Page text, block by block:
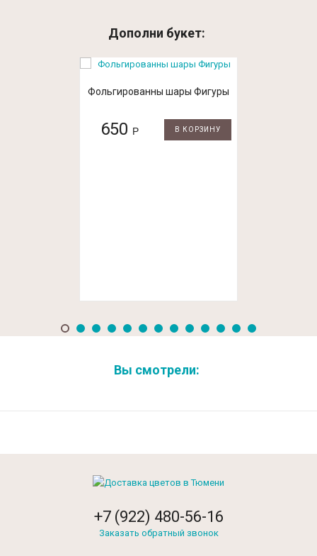
Дополни букет:
Фольгированны шары Фигуры
650 Р В КОРЗИНУ
Вы смотрели:
+7 (922) 480-56-16
Заказать обратный звонок